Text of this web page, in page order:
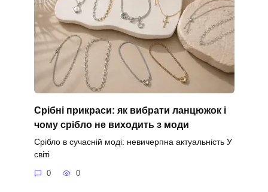
Срібні прикраси: як вибрати ланцюжок і
чому срібло не виходить з моди
Срібло в сучасній моді: невичерпна актуальність У
світі
0 0